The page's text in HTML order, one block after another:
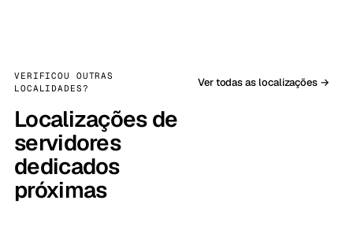
VERIFICOU OUTRAS
LOCALIDADES?
Localizações de
servidores
dedicados
próximas
Ver todas as localizações →